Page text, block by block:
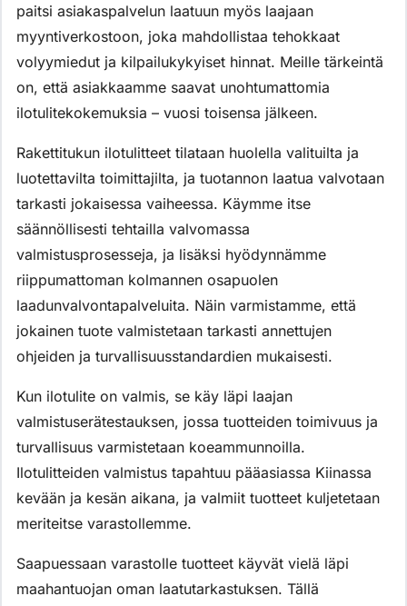
paitsi asiakaspalvelun laatuun myös laajaan
myyntiverkostoon, joka mahdollistaa tehokkaat
volyymiedut ja kilpailukykyiset hinnat. Meille tärkeintä
on, että asiakkaamme saavat unohtumattomia
ilotulitekokemuksia – vuosi toisensa jälkeen.
Rakettitukun ilotulitteet tilataan huolella valituilta ja
luotettavilta toimittajilta, ja tuotannon laatua valvotaan
tarkasti jokaisessa vaiheessa. Käymme itse
säännöllisesti tehtailla valvomassa
valmistusprosesseja, ja lisäksi hyödynnämme
riippumattoman kolmannen osapuolen
laadunvalvontapalveluita. Näin varmistamme, että
jokainen tuote valmistetaan tarkasti annettujen
ohjeiden ja turvallisuusstandardien mukaisesti.
Kun ilotulite on valmis, se käy läpi laajan
valmistuserätestauksen, jossa tuotteiden toimivuus ja
turvallisuus varmistetaan koeammunnoilla.
Ilotulitteiden valmistus tapahtuu pääasiassa Kiinassa
kevään ja kesän aikana, ja valmiit tuotteet kuljetetaan
meriteitse varastollemme.
Saapuessaan varastolle tuotteet käyvät vielä läpi
maahantuojan oman laatutarkastuksen. Tällä